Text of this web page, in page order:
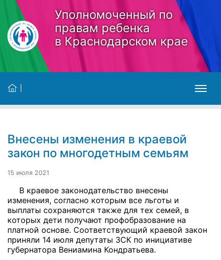
Skip to main content
Уполномоченный по
правам ребенка
в Краснодарском крае
Внесены изменения в краевой
закон по многодетным семьям
15 июля 2021
В краевое законодательство внесены
изменения, согласно которым все льготы и
выплаты сохраняются также для тех семей, в
которых дети получают профобразование на
платной основе. Соответствующий краевой закон
приняли 14 июля депутаты ЗСК по инициативе
губернатора Вениамина Кондратьева.